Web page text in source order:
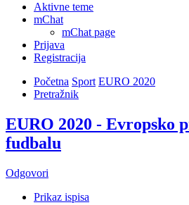
Aktivne teme
mChat
mChat page
Prijava
Registracija
Početna Sport EURO 2020
Pretražnik
EURO 2020 - Evropsko
fudbalu
Odgovori
Prikaz ispisa